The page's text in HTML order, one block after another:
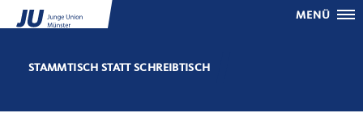
MENÜ
STAMMTISCH STATT SCHREIBTISCH